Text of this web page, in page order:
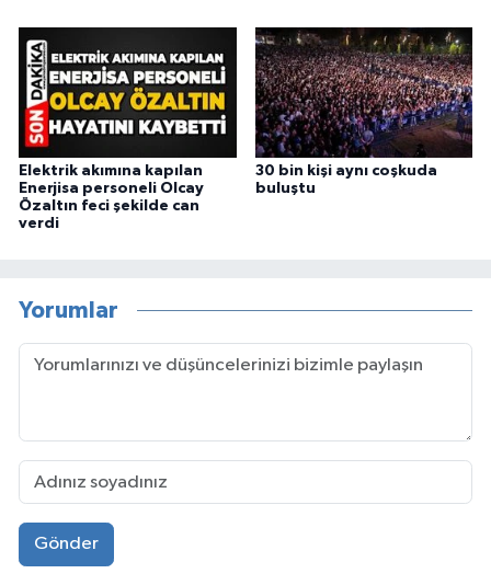
Elektrik akımına kapılan
Enerjisa personeli Olcay
Özaltın feci şekilde can
verdi
30 bin kişi aynı coşkuda
buluştu
Yorumlar
Gönder